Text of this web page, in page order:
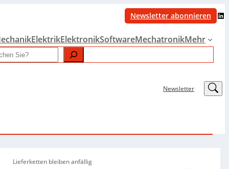
Newsletter abonnieren LinkedIn
ElektrikElektronikSoftwareMechatronikMehr
Newsletter LinkedIn
Lieferketten bleiben anfällig